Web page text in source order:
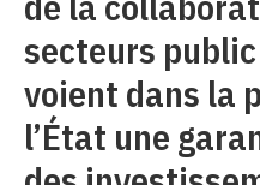
secteurs
voient dans la
l’État une